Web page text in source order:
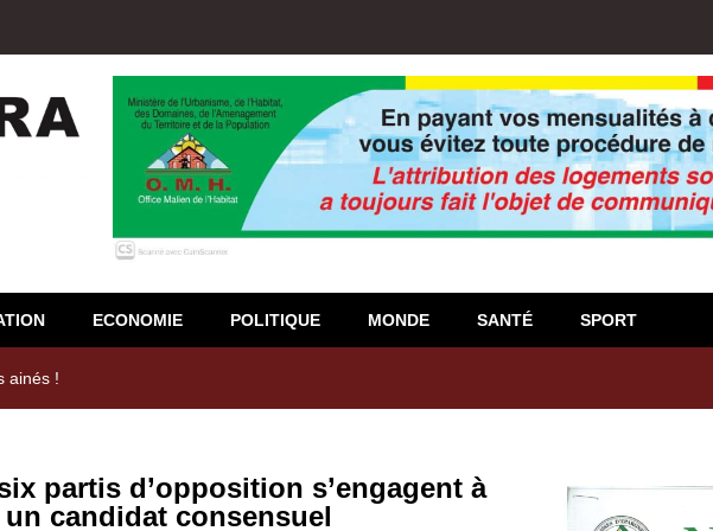
ECONOMIE POLITIQUE MONDE SANTÉ SPORT
de l’Union Nyèsigiso : L’encours total des dépôts des membres passé de 18
partis d’opposition s’engagent à
candidat consensuel